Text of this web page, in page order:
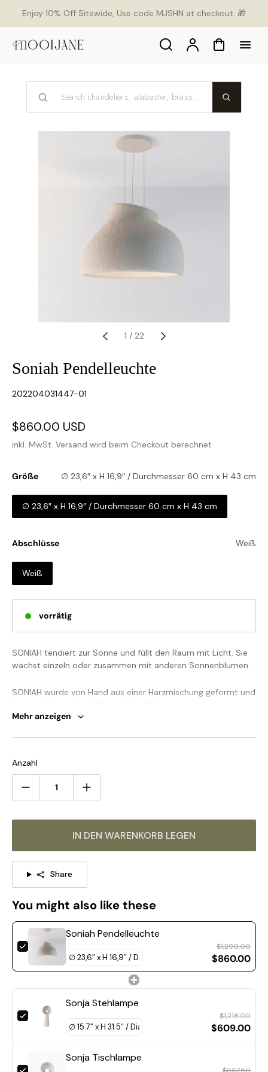
Enjoy 10% Off Sitewide, Use code MJSHN at checkout. 🎁
Search Konto Warenkorb
1 / 22
Soniah Pendelleuchte
SKU:
202204031447-01
Verkaufspreis
$860.00 USD
Preis
inkl. MwSt. Versand wird beim Checkout berechnet
Größe ∅ 23,6″ x H 16,9″ / Durchmesser 60 cm x H 43 cm
∅ 23,6″ x H 16,9″ / Durchmesser 60 cm x H 43 cm
Abschlüsse Weiß
Weiß
vorrätig
SONIAH tendiert zur Sonne und füllt den Raum mit Licht. Sie
wächst einzeln oder zusammen mit anderen Sonnenblumen.
SONIAH wurde von Hand aus einer Harzmischung geformt und
Sie uns bitte und wir werden Ihnen innerhalb von 24 Stunden
Die gleiche Produktserie, klicken Sie auf das Bild, um mehr
Mehr anzeigen
Anzahl
IN DEN WARENKORB LEGEN
Share
You might also like these
Soniah Pendelleuchte
$1,290.00
$860.00
Sonja Stehlampe
$1,218.00
$609.00
Sonja Tischlampe